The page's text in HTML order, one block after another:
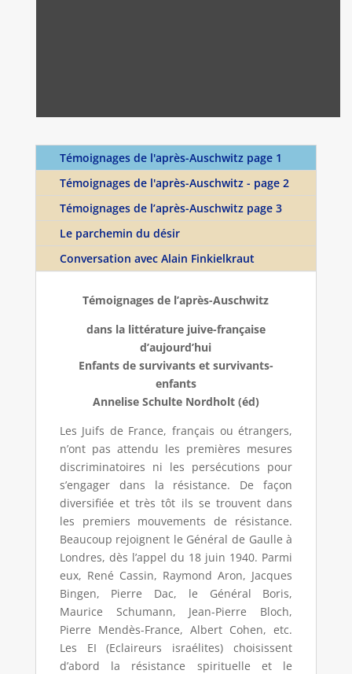
Témoignages de l'après-Auschwitz page 1
Témoignages de l'après-Auschwitz - page 2
Témoignages de l’après-Auschwitz page 3
Le parchemin du désir
Conversation avec Alain Finkielkraut
Témoignages de l’après-Auschwitz
dans la littérature juive-française
d’aujourd’hui
Enfants de survivants et survivants-
enfants
Annelise Schulte Nordholt (éd)
Les Juifs de France, français ou étrangers,
n’ont pas attendu les premières mesures
discriminatoires ni les persécutions pour
s’engager dans la résistance. De façon
diversifiée et très tôt ils se trouvent dans
les premiers mouvements de résistance.
Beaucoup rejoignent le Général de Gaulle à
Londres, dès l’appel du 18 juin 1940. Parmi
eux, René Cassin, Raymond Aron, Jacques
Bingen, Pierre Dac, le Général Boris,
Maurice Schumann, Jean-Pierre Bloch,
Pierre Mendès-France, Albert Cohen, etc.
Les EI (Eclaireurs israélites) choisissent
d’abord la résistance spirituelle et le